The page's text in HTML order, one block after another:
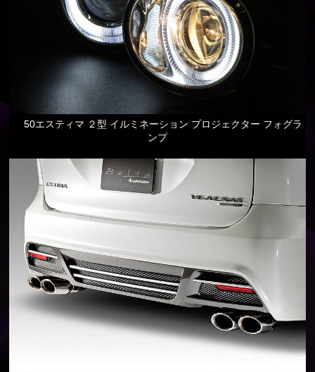
50エスティマ ２型 イルミネーション プロジェクター フォグラ
ンプ